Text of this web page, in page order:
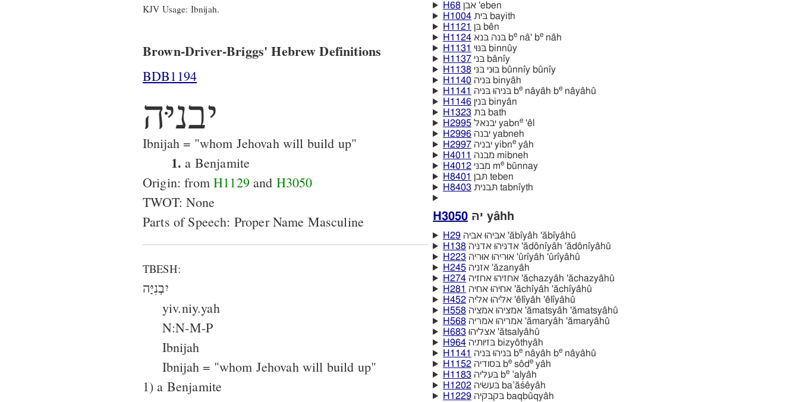
KJV Usage: Ibnijah.
Brown-Driver-Briggs' Hebrew Definitions
BDB1194
יבניּה
Ibnijah = "whom Jehovah will build up"
1. a Benjamite
Origin: fromH1129 and H3050
TWOT: None
Parts of Speech: Proper Name Masculine
TBESH:
יִבְנִיָּה
yiv.niy.yah
N:N-M-P
Ibnijah
Ibnijah = "whom Jehovah will build up"
1) a Benjamite
H68
אבן 'eben
H1004
בּית bayith
H1121
בּן bên
H1124
בּנה בּנא benâ' benâh
H1131
בּנּוּי binnûy
H1137
בּני bânı̂y
H1138
בּוּני בּנּי bûnnı̂y bûnı̂y
H1140
בּניה binyâh
H1141
בּניהוּ בּניה benâyâh benâyâhû
H1146
בּנין binyân
H1323
בּת bath
H2995
יבנאל yabne'êl
H2996
יבנה yabneh
H2997
יבניה yibneyâh
H4011
מבנה mibneh
H4012
מבנּי mebûnnay
H8401
תּבן teben
H8403
תּבנית tabnı̂yth
H3050 יהּ yâhh
H29
אביּהוּ אביּה 'ăbı̂yâh 'ăbı̂yâhû
H138
אדניּהוּ אדניּה 'ădônı̂yâh 'ădônı̂yâhû
H223
אוּריּהוּ אוּריּה 'ûrı̂yâh 'ûrı̂yâhû
H245
אזניה 'ăzanyâh
H274
אחזיהוּ אחזיה 'ăchazyâh 'ăchazyâhû
H281
אחיּהוּ אחיּה 'ăchı̂yâh 'ăchı̂yâhû
H452
אליּהוּ אליּה 'êlı̂yâh 'êlı̂yâhû
H558
אמציהוּ אמציה 'ămatsyâh 'ămatsyâhû
H568
אמריהוּ אמריה 'ămaryâh 'ămaryâhû
H683
אצליהוּ 'ătsalyâhû
H964
בּזיותיה bizyôthyâh
H1141
בּניהוּ בּניה benâyâh benâyâhû
H1152
בּסודיה besôdeyâh
H1183
בּעליה be‛alyâh
H1202
בּעשׂיה ba‛ăśêyâh
H1229
בּקבּקיה baqbûqyâh